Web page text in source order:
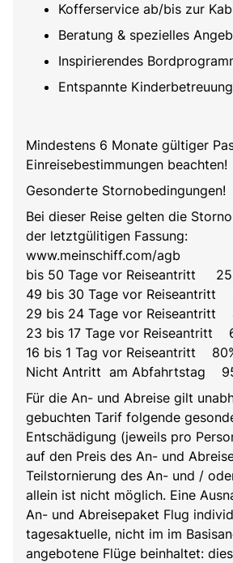
Kofferservice ab/bis zur
Beratung & spezielles
Inspirierendes
Entspannte Kinderbetreuung
Mindestens 6 Monate gültiger
Einreisebestimmungen
Gesonderte Stornobedingungen!
Bei dieser Reise gelten die
der letztgülitigen Fassung:
www.meinschiff.com/agb
bis 50 Tage vor Reiseantritt 25
49 bis 30 Tage vor Reiseantritt
29 bis 24 Tage vor Reiseantritt
23 bis 17 Tage vor Reiseantritt
16 bis 1 Tag vor Reiseantritt
Nicht Antritt am Abfahrtstag
Für die An- und Abreise gilt
gebuchten Tarif folgende
Entschädigung (jeweils pro
auf den Preis des An- und
Teilstornierung des An- und /
allein ist nicht möglich. Eine
An- und Abreisepaket Flug
tagesaktuelle, nicht im im
angebotene Flüge beinhaltet: